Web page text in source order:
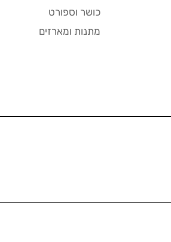
כושר וספורט
מתנות ומארזים